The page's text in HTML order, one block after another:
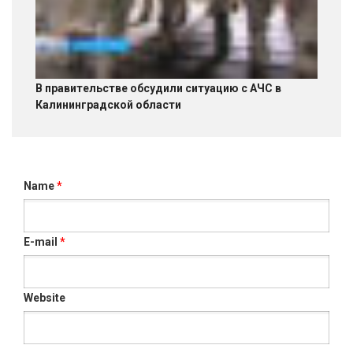
В правительстве обсудили ситуацию с АЧС в
Калининградской области
Name*
E-mail *
Website